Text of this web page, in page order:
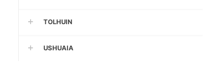
TOLHUIN
USHUAIA